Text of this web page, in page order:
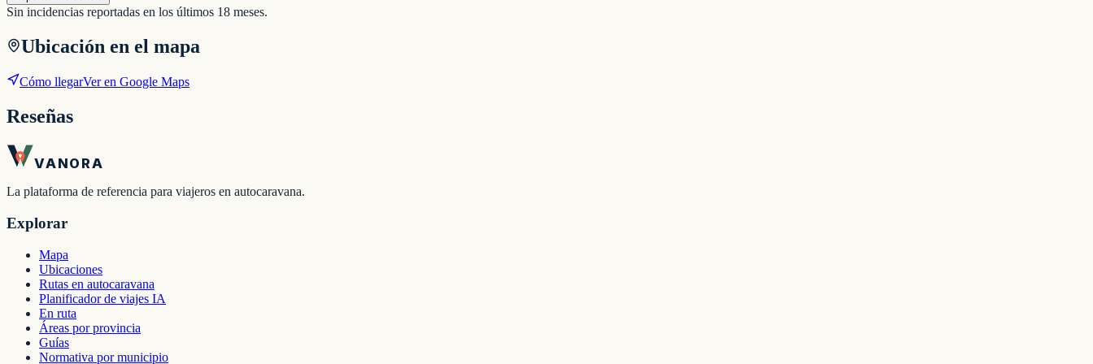
Sin incidencias reportadas en los últimos 18 meses.
Ubicación en el mapa
Cómo llegarVer en Google Maps
Reseñas
VANORA
La plataforma de referencia para viajeros en autocaravana.
Explorar
Mapa
Ubicaciones
Rutas en autocaravana
Planificador de viajes IA
En ruta
Áreas por provincia
Guías
Normativa por municipio